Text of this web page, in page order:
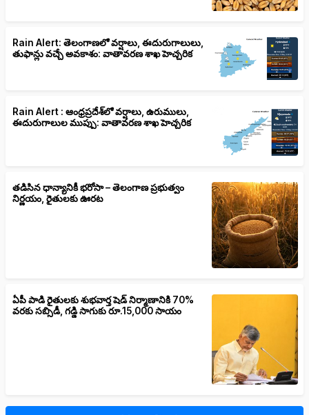
Rain Alert: తెలంగాణలో వర్షాలు, ఈదురుగాలులు,
తుఫాన్లు వచ్చే అవకాశం: వాతావరణ శాఖ హెచ్చరిక
Rain Alert : ఆంధ్రప్రదేశ్‌లో వర్షాలు, ఉరుములు,
ఈదురుగాలుల ముప్పు: వాతావరణ శాఖ హెచ్చరిక
తడిసిన ధాన్యానికీ భరోసా – తెలంగాణ ప్రభుత్వం
నిర్ణయం, రైతులకు ఊరట
ఏపీ పాడి రైతులకు శుభవార్త షెడ్ నిర్మాణానికి 70%
వరకు సబ్సిడీ, గడ్డి సాగుకు రూ.15,000 సాయం